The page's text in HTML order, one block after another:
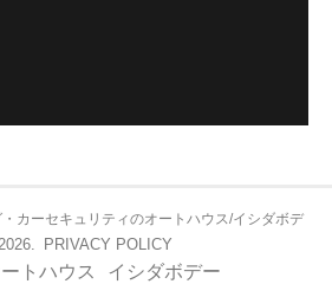
カーセキュリティのオートハウス/イシダボデ
PRIVACY POLICY
トハウス
イシダボデー